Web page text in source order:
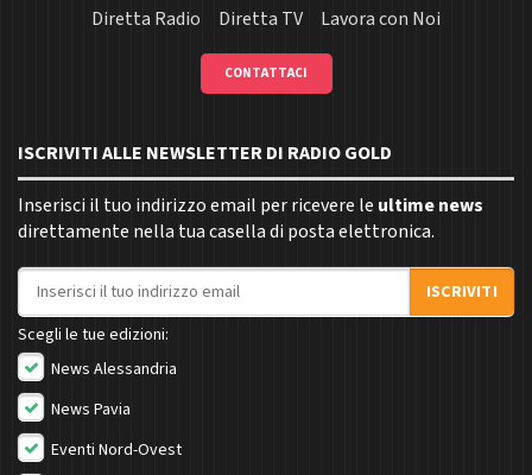
Diretta Radio
Diretta TV Lavora con Noi
CONTATTACI
ISCRIVITI ALLE NEWSLETTER DI RADIO GOLD
Inserisci il tuo indirizzo email per ricevere le ultime news
direttamente nella tua casella di posta elettronica.
Indirizzo email
ISCRIVITI
Scegli le tue edizioni:
News Alessandria
News Pavia
Eventi Nord-Ovest